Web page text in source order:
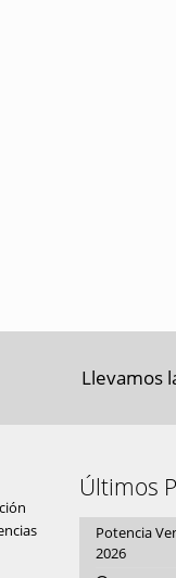
Llevamos
Últimos
Potencia
2026